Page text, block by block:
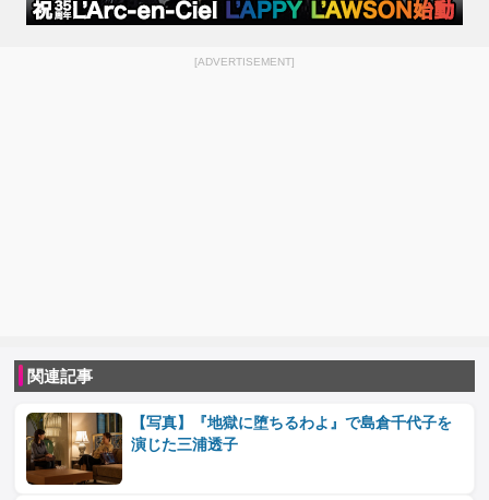
[ADVERTISEMENT]
関連記事
【写真】『地獄に堕ちるわよ』で島倉千代子を
演じた三浦透子